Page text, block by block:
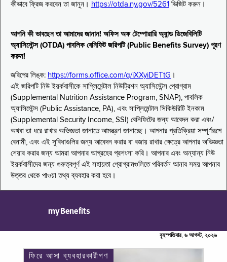
কীভাবে ফ্রিজ করবেন তা জানুন। https://otda.ny.gov/5261 ভিজিট করুন।
আপনি কী ভাবছেন তা আমাদের জানান! অফিস অফ টেম্পোরারি অ্যান্ড ডিজেবিলিটি
অ্যাসিস্টেন্স (OTDA) পাবলিক বেনিফিট জরিপটি (Public Benefits Survey) পূরণ
করুন!
জরিপের লিঙ্ক: https://forms.office.com/g/iXXyiDETtG ।
এই জরিপটি নিউ ইয়র্কবাসীকে সাপ্লিমেন্টাল নিউট্রিশন অ্যাসিস্টেন্স প্রোগ্রাম
(Supplemental Nutrition Assistance Program, SNAP), পাবলিক
অ্যাসিস্টেন্স (Public Assistance, PA), এবং সাপ্লিমেন্টাল সিকিউরিটি ইনকাম
(Supplemental Security Income, SSI) বেনিফিটের জন্য আবেদন করা এবং/
অথবা তা ধরে রাখার অভিজ্ঞতা জানাতে আমন্ত্রণ জানাচ্ছে। আপনার প্রতিক্রিয়া সম্পূর্ণরূপে
বেনামী, এবং এই সুবিধাগুলির জন্য আবেদন করার বা বজায় রাখার ক্ষেত্রে আপনার অভিজ্ঞতা
শেয়ার করার জন্য আমরা আপনার আগ্রহের প্রশংসা করি। আপনার এবং অন্যান্য নিউ
ইয়র্কবাসীদের জন্য গুরুত্বপূর্ণ এই সহায়তা প্রোগ্রামগুলিতে পরিবর্তন আনার সময় আপনার
উত্তর থেকে পাওয়া তথ্য ব্যবহার করা হবে।
myBenefits
বৃহস্পতিবার, ৬ আগস্ট, ২০২৬
ফিরে আসা ব্যবহারকারীগণ